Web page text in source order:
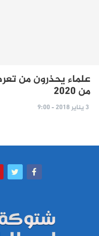
علماء يحذرون من
من 2020
3 يناير 2018 - 9:00